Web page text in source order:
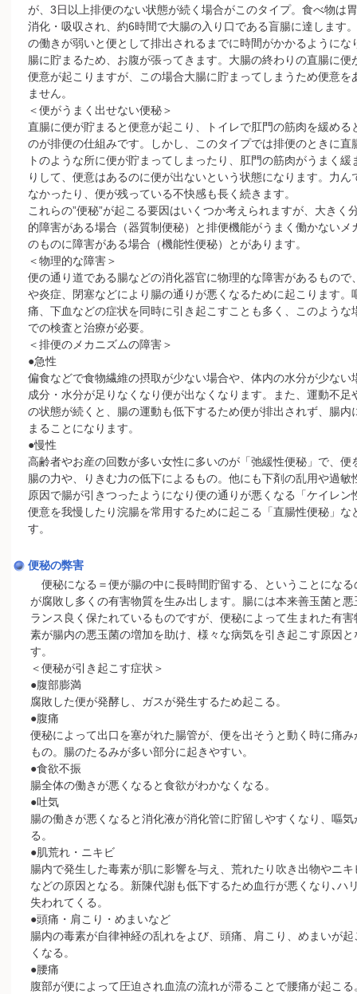
が、3日以上排便のない状態が続く場合がこのタイプ。食べ物は
消化・吸収され、約6時間で大腸の入り口である盲腸に達します
の働きが弱いと便として排出されるまでに時間がかかるようにな
腸に貯まるため、お腹が張ってきます。大腸の終わりの直腸に便
便意が起こりますが、この場合大腸に貯まってしまうため便意を
ません。
＜便がうまく出せない便秘＞
直腸に便が貯まると便意が起こり、トイレで肛門の筋肉を緩める
のが排便の仕組みです。しかし、このタイプでは排便のときに直
トのような所に便が貯まってしまったり、肛門の筋肉がうまく緩
りして、便意はあるのに便が出ないという状態になります。力ん
なかったり、便が残っている不快感も長く続きます。
これらの”便秘”が起こる要因はいくつか考えられますが、大きく
的障害がある場合（器質制便秘）と排便機能がうまく働かないメ
のものに障害がある場合（機能性便秘）とがあります。
＜物理的な障害＞
便の通り道である腸などの消化器官に物理的な障害があるもので
や炎症、閉塞などにより腸の通りが悪くなるために起こります。
痛、下血などの症状を同時に引き起こすことも多く、このような
での検査と治療が必要。
＜排便のメカニズムの障害＞
●急性
偏食などで食物繊維の摂取が少ない場合や、体内の水分が少ない
成分・水分が足りなくなり便が出なくなります。また、運動不足
の状態が続くと、腸の運動も低下するため便が排出されず、腸内
まることになります。
●慢性
高齢者やお産の回数が多い女性に多いのが「弛緩性便秘」で、便
腸の力や、りきむ力の低下によるもの。他にも下剤の乱用や過敏
原因で腸が引きつったようになり便の通りが悪くなる「ケイレン
便意を我慢したり浣腸を常用するために起こる「直腸性便秘」な
す。
便秘の弊害
便秘になる＝便が腸の中に長時間貯留する、ということになる
が腐敗し多くの有害物質を生み出します。腸には本来善玉菌と悪
ランス良く保たれているものですが、便秘によって生まれた有害
素が腸内の悪玉菌の増加を助け、様々な病気を引き起こす原因と
す。
＜便秘が引き起こす症状＞
●腹部膨満
腐敗した便が発酵し、ガスが発生するため起こる。
●腹痛
便秘によって出口を塞がれた腸管が、便を出そうと動く時に痛み
もの。腸のたるみが多い部分に起きやすい。
●食欲不振
腸全体の働きが悪くなると食欲がわかなくなる。
●吐気
腸の働きが悪くなると消化液が消化管に貯留しやすくなり、嘔気
る。
●肌荒れ・ニキビ
腸内で発生した毒素が肌に影響を与え、荒れたり吹き出物やニキ
などの原因となる。新陳代謝も低下するため血行が悪くなり､ハ
失われてくる。
●頭痛・肩こり・めまいなど
腸内の毒素が自律神経の乱れをよび、頭痛、肩こり、めまいが起
くなる。
●腰痛
腹部が便によって圧迫され血流の流れが滞ることで腰痛が起こる